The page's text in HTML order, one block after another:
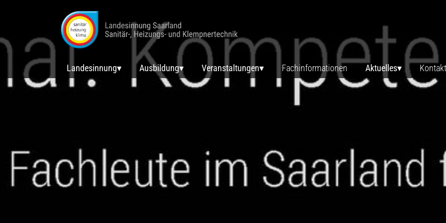
Landesinnung Ausbildung Veranstaltungen Fachinformationen Aktuelles Kontakt